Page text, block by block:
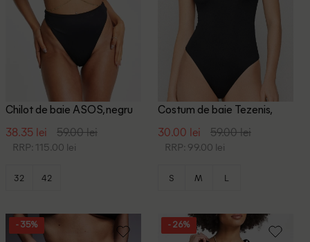
Chilot de baie ASOS, negru
38.35 lei 59.00 lei
RRP: 115.00 lei
32 42
Costum de baie Tezenis,
30.00 lei 59.00 lei
RRP: 99.00 lei
S M L
- 35% - 26%